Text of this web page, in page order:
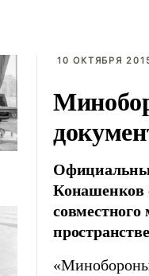
10 ОКТЯБРЯ
Конашенков
«Минобороны